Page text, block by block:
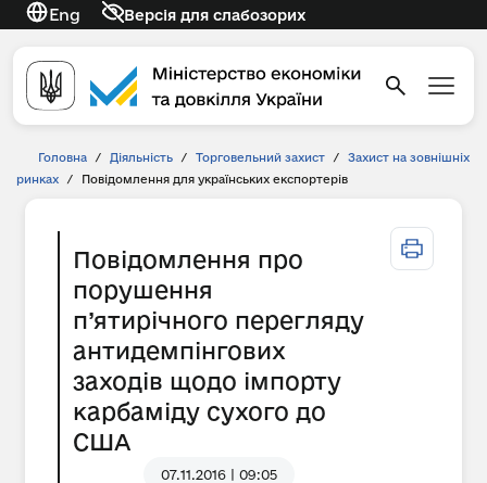
Eng Версія для слабозорих
Головна / Діяльність / Торговельний захист /
Захист на зовнішніх
ринках
/ Повідомлення для українських експортерів
Повідомлення про
порушення
п’ятирічного перегляду
антидемпінгових
заходів щодо імпорту
карбаміду сухого до
США
07.11.2016 | 09:05